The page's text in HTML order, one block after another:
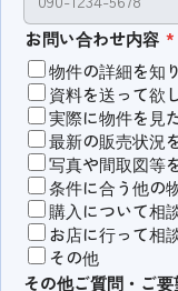
お問い合わせ内容 *
物件の詳細を知
資料を送って欲
実際に物件を見
最新の販売状況
写真や間取図等
条件に合う他の
購入について相
お店に行って相
その他
その他ご質問・ご要